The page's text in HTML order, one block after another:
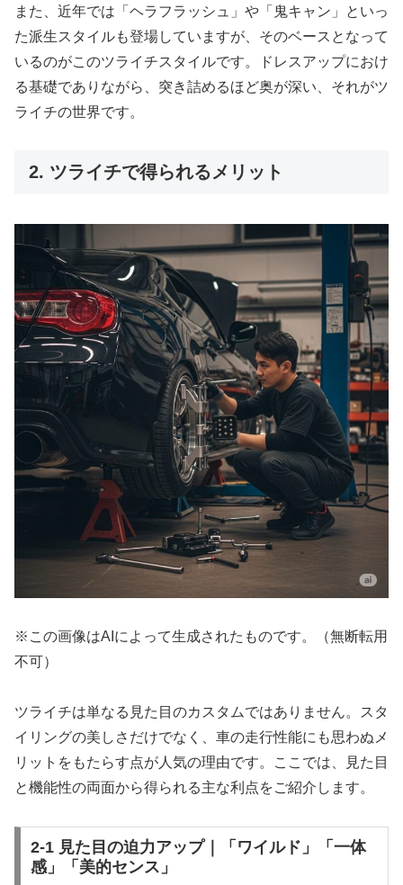
また、近年では「ヘラフラッシュ」や「鬼キャン」といっ
た派生スタイルも登場していますが、そのベースとなって
いるのがこのツライチスタイルです。ドレスアップにおけ
る基礎でありながら、突き詰めるほど奥が深い、それがツ
ライチの世界です。
2. ツライチで得られるメリット
※この画像はAIによって生成されたものです。（無断転用
不可）
ツライチは単なる見た目のカスタムではありません。スタ
イリングの美しさだけでなく、車の走行性能にも思わぬメ
リットをもたらす点が人気の理由です。ここでは、見た目
と機能性の両面から得られる主な利点をご紹介します。
2-1 見た目の迫力アップ｜「ワイルド」「一体
感」「美的センス」